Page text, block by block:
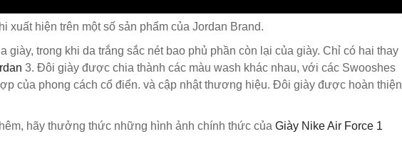
xuất hiện trên một số sản phẩm của Jordan Brand.
trong khi da trắng sắc nét bao phủ phần còn lại của giày. Chỉ có hai thay
3. Đôi giày được chia thành các màu wash khác nhau, với các Swooshes
của phong cách cổ điển. và cập nhật thương hiệu. Đôi giày được hoàn thiện
hãy thưởng thức những hình ảnh chính thức của Giày Nike Air Force 1